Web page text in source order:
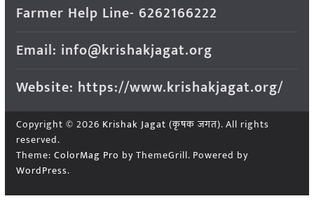
Farmer Help Line- 6262166222
Email: info@krishakjagat.org
Website: https://www.krishakjagat.org/
Copyright © 2026 Krishak Jagat (कृषक जगत). All rights
reserved.
Theme: ColorMag Pro by ThemeGrill. Powered by
WordPress.